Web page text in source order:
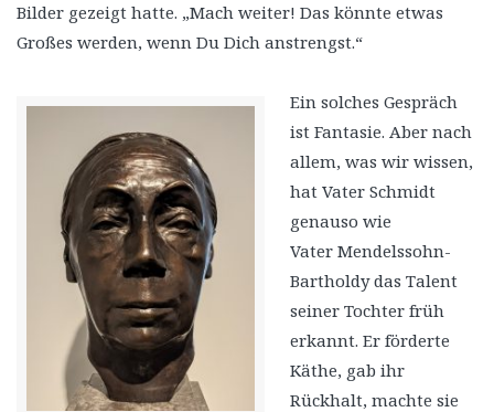
Bilder gezeigt hatte. „Mach weiter! Das könnte etwas
Großes werden, wenn Du Dich anstrengst.“
Ein solches Gespräch
ist Fantasie. Aber nach
allem, was wir wissen,
hat Vater Schmidt
genauso wie
Vater Mendelssohn-
Bartholdy das Talent
seiner Tochter früh
erkannt. Er förderte
Käthe, gab ihr
Rückhalt, machte sie